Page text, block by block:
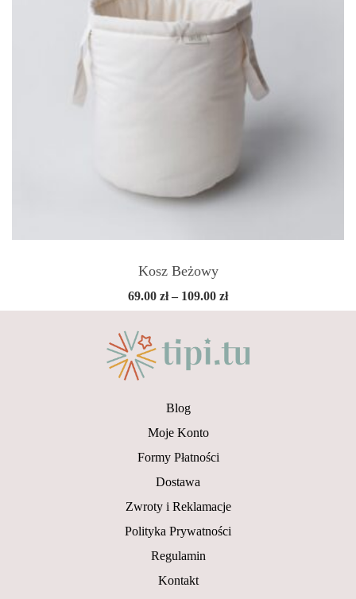
Kosz Beżowy
69.00 zł – 109.00 złZakres
cen:
do
109.00 zł
Blog
Moje Konto
Formy Płatności
Dostawa
Zwroty i Reklamacje
Polityka Prywatności
Regulamin
Kontakt